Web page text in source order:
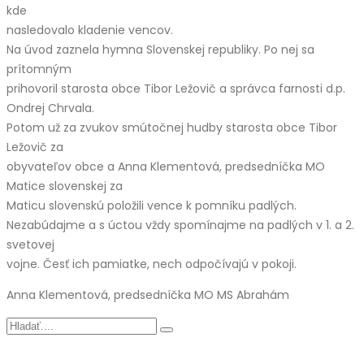
kde
nasledovalo kladenie vencov.
Na úvod zaznela hymna Slovenskej republiky. Po nej sa
prítomným
prihovoril starosta obce Tibor Ležovič a správca farnosti d.p.
Ondrej Chrvala.
Potom už za zvukov smútočnej hudby starosta obce Tibor
Ležovič za
obyvateľov obce a Anna Klementová, predsedníčka MO
Matice slovenskej za
Maticu slovenskú položili vence k pomníku padlých.
Nezabúdajme a s úctou vždy spomínajme na padlých v 1. a 2.
svetovej
vojne. Česť ich pamiatke, nech odpočívajú v pokoji.
Anna Klementová, predsedníčka MO MS Abrahám